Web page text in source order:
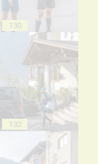
130
132